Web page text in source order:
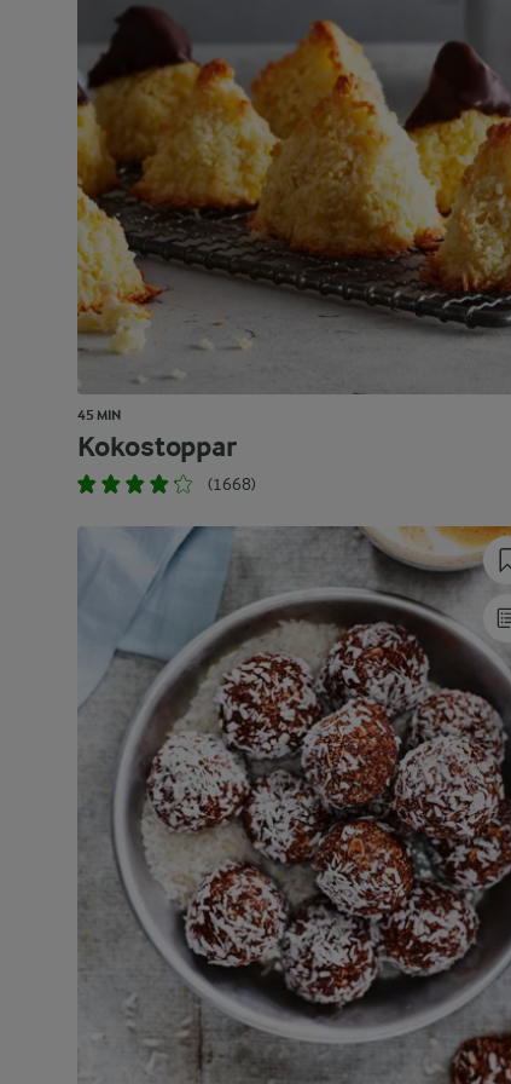
45 MIN
Kokostoppar
(1668)